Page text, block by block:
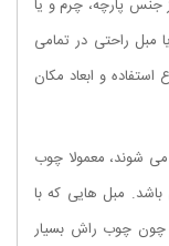
جنس پارچه، چرم و یا
مبل راحتی در تمامی
استفاده و ابعاد مکان
شوند، معمولا چوب
مبل هایی که با
چون چوب راش بسیار